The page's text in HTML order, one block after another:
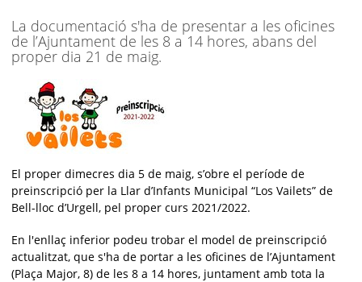
SEU ELECTRÒNICA
BELL-LLOC SOLUCIONA
La documentació s'ha de presentar a les oficines
de l’Ajuntament de les 8 a 14 hores, abans del
proper dia 21 de maig.
El proper dimecres dia 5 de maig, s’obre el període de
preinscripció per la Llard’Infants Municipal “Los Vailets” de
Bell-lloc d’Urgell, pel proper curs 2021/2022.
En l'enllaç inferior podeu trobar el model de preinscripció
actualitzat, que s'ha de portar a les oficines de l’Ajuntament
(Plaça Major, 8) de les 8 a 14 hores, juntament amb tota la